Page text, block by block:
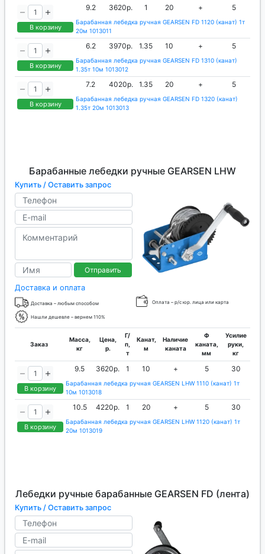
В корзину
9.2 3620р. 1 20 + 5
Барабанная лебедка ручная GEARSEN FD 1120 (канат) 1т
20м 1013011
В корзину
6.2 3970р. 1.35 10 + 5
Барабанная лебедка ручная GEARSEN FD 1310 (канат)
1.35т 10м 1013012
В корзину
7.2 4020р. 1.35 20 + 5
Барабанная лебедка ручная GEARSEN FD 1320 (канат)
1.35т 20м 1013013
Барабанные лебедки ручные GEARSEN LHW
Купить / Оставить запрос
Отправить
Доставка и оплата
Доставка – любым способом Оплата – р/с юр. лица или карта
Нашли дешевле – вернем 110%
Заказ
Масса,
кг
Цена,
р.
Г/
п,
т
Канат,
м
Наличие
каната
Ф
каната,
мм
Усилие
руки,
кг
В корзину
9.5 3620р. 1 10 + 5 30
Барабанная лебедка ручная GEARSEN LHW 1110 (канат) 1т
10м 1013018
В корзину
10.5 4220р. 1 20 + 5 30
Барабанная лебедка ручная GEARSEN LHW 1120 (канат) 1т
20м 1013019
Лебедки ручные барабанные GEARSEN FD (лента)
Купить / Оставить запрос